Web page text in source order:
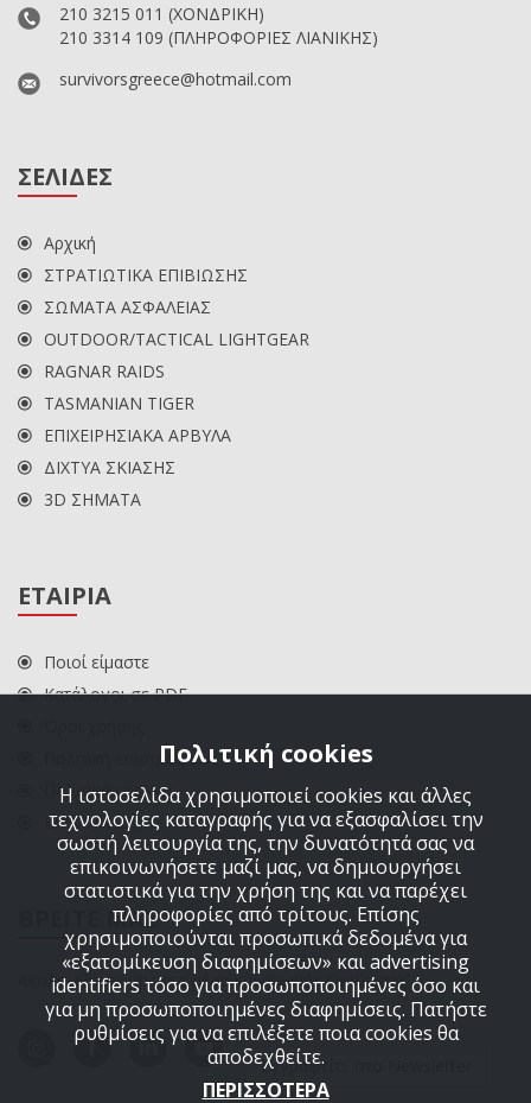
210 3215 011 (ΧΟΝΔΡΙΚΗ)
210 3314 109 (ΠΛΗΡΟΦΟΡΙΕΣ ΛΙΑΝΙΚΗΣ)
survivorsgreece@hotmail.com
ΣΕΛΙΔΕΣ
Αρχική
ΣΤΡΑΤΙΩΤΙΚΑ ΕΠΙΒΙΩΣΗΣ
ΣΩΜΑΤΑ ΑΣΦΑΛΕΙΑΣ
OUTDOOR/TACTICAL LIGHTGEAR
RAGNAR RAIDS
TASMANIAN TIGER
ΕΠΙΧΕΙΡΗΣΙΑΚΑ ΑΡΒΥΛΑ
ΔΙΧΤΥΑ ΣΚΙΑΣΗΣ
3D ΣΗΜΑΤΑ
ΕΤΑΙΡΙΑ
Ποιοί είμαστε
Κατάλογοι σε PDF
Πολιτική επιστροφών
Πολιτική cookies
ΕΠΙΚΟΙΝΩΝΙΑ
ΒΡΕΙΤΕ ΜΑΣ
Ακολουθήστε μας στα μέσα κοινωνικής δικτύωσης
Εγγραφείτε στο Newsletter
Πολιτική cookies
Η ιστοσελίδα χρησιμοποιεί cookies και άλλες
τεχνολογίες καταγραφής για να εξασφαλίσει την
σωστή λειτουργία της, την δυνατότητά σας να
επικοινωνήσετε μαζί μας, να δημιουργήσει
στατιστικά για την χρήση της και να παρέχει
πληροφορίες από τρίτους. Επίσης
χρησιμοποιούνται προσωπικά δεδομένα για
«εξατομίκευση διαφημίσεων» και advertising
identifiers τόσο για προσωποποιημένες όσο και
για μη προσωποποιημένες διαφημίσεις. Πατήστε
ρυθμίσεις για να επιλέξετε ποια cookies θα
αποδεχθείτε.
ΠΕΡΙΣΣΟΤΕΡΑ